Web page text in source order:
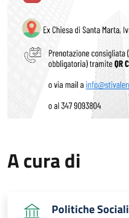
A cura di
Politiche Sociali